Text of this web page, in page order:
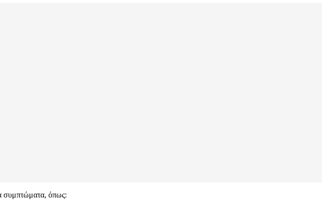
συμπτώματα, όπως: